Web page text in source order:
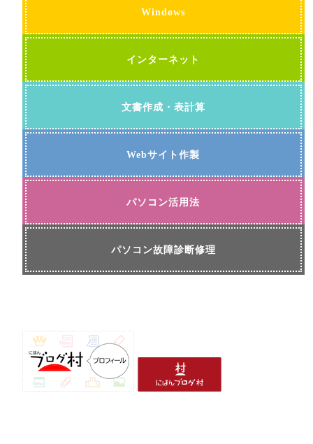
Windows
インターネット
文書作成・表計算
Webサイト作製
パソコン活用法
パソコン故障診断修理